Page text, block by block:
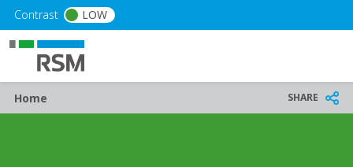
Skip to main content
Contrast LOW
Breadcrumb
Home SHARE